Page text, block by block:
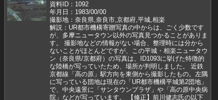
資料ID：1092
年月日：1983/00/00
撮影地：奈良県,奈良市,京都府,平城,相楽
解説：UR都市機構寄贈写真の中からは、ごく少数です
が、多摩ニュータウン以外の写真見つかることがありま
す。 撮影地などの情報がない場合、整理時には分から
ないことがほとんどですが、この平城・相楽ニュータウ
ン（奈良県/京都府）の写真は、ID1093に挙げた特徴的
な陸橋が写っていたため、場所が判明しました。 近鉄
京都線「高の原」駅方向を東側から撮影したもの。左隅
に写っている団地は現在の「UR都市機構平城第2団地」
で、中央遠景に「サンタウンプラザ」や「高の原中央病
院」などが写っています。 【修正】前川健志氏の以下